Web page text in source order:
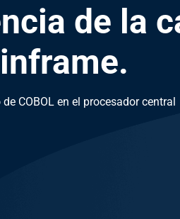
de la
COBOL en el procesador central